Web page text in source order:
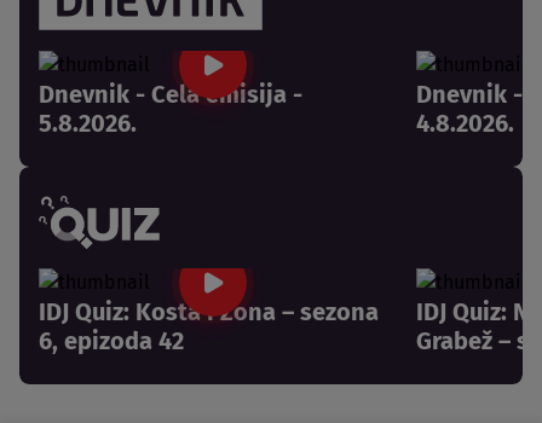
Dnevnik - Cela emisija -
5.8.2026.
Dnevnik -
4.8.2026.
IDJ Quiz: Kosta i Zona – sezona
6, epizoda 42
IDJ Quiz:
Grabež –